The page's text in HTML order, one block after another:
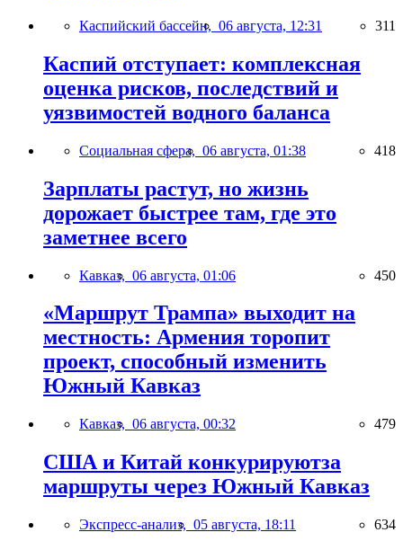
Каспийский бассейн, 06 августа, 12:31 311
Каспий отступает: комплексная
оценка рисков, последствий и
уязвимостей водного баланса
Социальная сфера, 06 августа, 01:38 418
Зарплаты растут, но жизнь
дорожает быстрее там, где это
заметнее всего
Кавказ, 06 августа, 01:06 450
«Маршрут Трампа» выходит на
местность: Армения торопит
проект, способный изменить
Южный Кавказ
Кавказ, 06 августа, 00:32 479
США и Китай конкурируютза
маршруты через Южный Кавказ
Экспресс-анализ, 05 августа, 18:11 634